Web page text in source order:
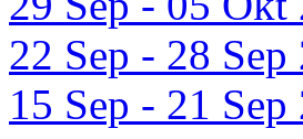
22 Sep - 28 Sep
15 Sep - 21 Sep